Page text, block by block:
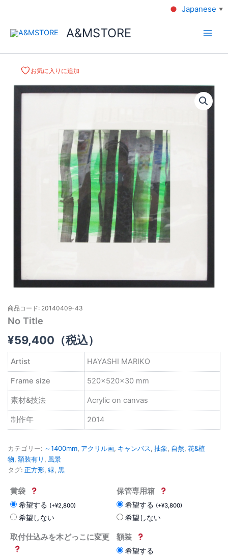
A&MSTORE
お気に入りに追加
商品コード: 20140409-43
No Title
¥59,400 （税込）
Artist HAYASHI MARIKO
Frame size 520×520×30 mm
素材&技法 Acrylic on canvas
制作年 2014
カテゴリー: ～1400mm, アクリル画, キャンバス, 抽象, 自然, 花&植
物, 額装有り , 風景
タグ: 正方形, 緑, 黒
黄袋
希望する (+¥2,800)
希望しない
保管専用箱
希望する (+¥3,800)
希望しない
取付仕込みを木どっこに変更 額装
希望する
Japanese ▼